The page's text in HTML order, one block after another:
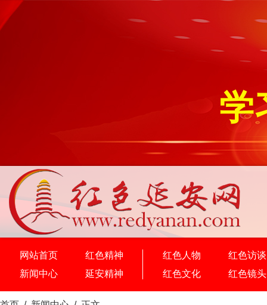
学
网站首页
红色精神
新闻中心
延安精神
红色人物
红色访谈
红色文化
红色镜头